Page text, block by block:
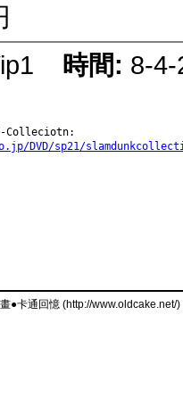
時間: 8-
DVD/sp21/
●卡通回憶 (http://www.oldcake.net/)